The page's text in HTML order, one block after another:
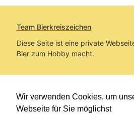
Wir verwenden Cookies, um
Webseite für Sie möglichst
Team Bierkreiszeichen
Diese Seite ist eine private
Bier zum Hobby macht.
Sie befinden sich auf https://
im Pfad:Übers Bier/Biersorten